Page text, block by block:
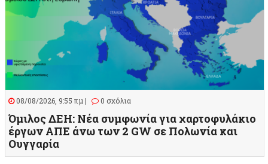
08/08/2026, 9:55 πμ | 0 σχόλια
Όμιλος ΔΕΗ: Νέα συμφωνία για χαρτοφυλάκιο
έργων ΑΠΕ άνω των 2 GW σε Πολωνία και
Ουγγαρία